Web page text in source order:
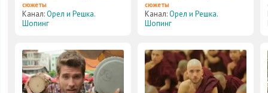
сюжеты
Канал:Орел и Решка.
Шопинг
сюжеты
Канал:Орел и Решка.
Шопинг